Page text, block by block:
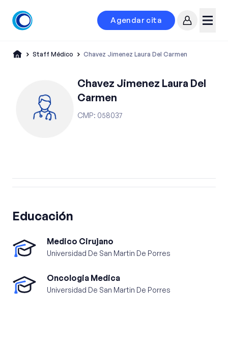
Agendar cita
Staff Médico Chavez Jimenez Laura Del Carmen
Chavez Jimenez Laura Del
Carmen
CMP: 058037
Educación
Medico Cirujano
Universidad De San Martin De Porres
Oncologia Medica
Universidad De San Martin De Porres